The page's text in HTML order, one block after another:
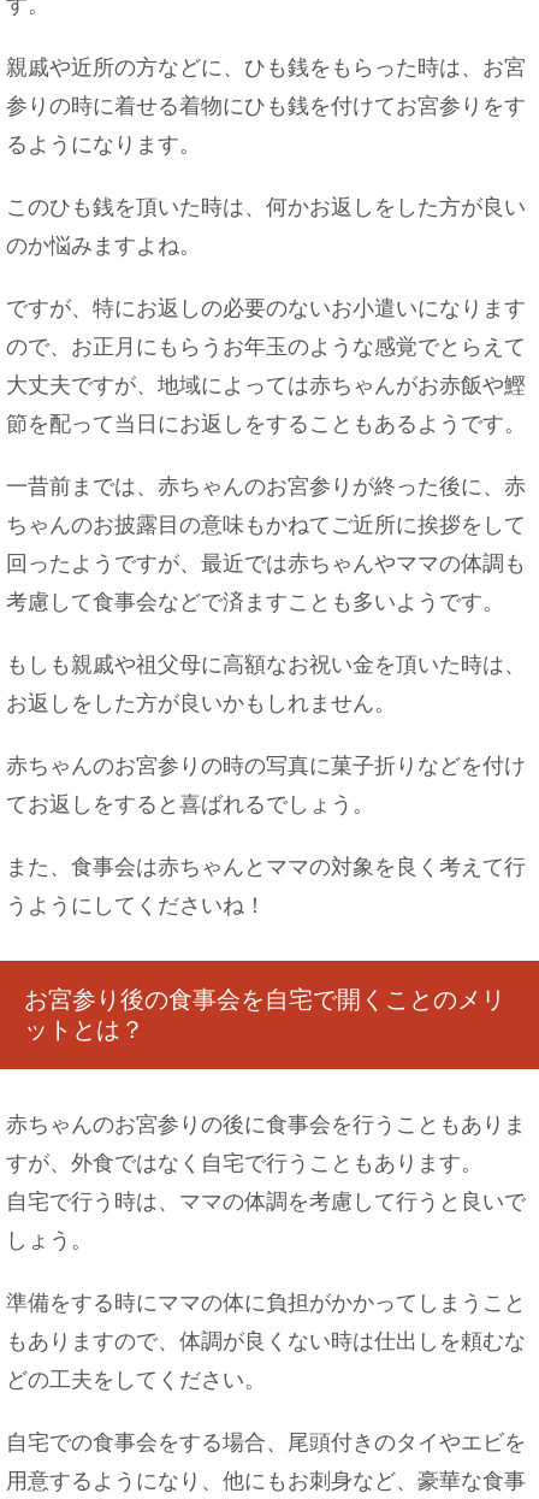
親戚や近所の方などに、ひも銭をもらった時は、お宮
参りの時に着せる着物にひも銭を付けてお宮参りをす
るようになります。
このひも銭を頂いた時は、何かお返しをした方が良い
のか悩みますよね。
ですが、特にお返しの必要のないお小遣いになります
ので、お正月にもらうお年玉のような感覚でとらえて
大丈夫ですが、地域によっては赤ちゃんがお赤飯や鰹
節を配って当日にお返しをすることもあるようです。
一昔前までは、赤ちゃんのお宮参りが終った後に、赤
ちゃんのお披露目の意味もかねてご近所に挨拶をして
回ったようですが、最近では赤ちゃんやママの体調も
考慮して食事会などで済ますことも多いようです。
もしも親戚や祖父母に高額なお祝い金を頂いた時は、
お返しをした方が良いかもしれません。
赤ちゃんのお宮参りの時の写真に菓子折りなどを付け
てお返しをすると喜ばれるでしょう。
また、食事会は赤ちゃんとママの対象を良く考えて行
うようにしてくださいね！
お宮参り後の食事会を自宅で開くことのメリ
ットとは？
赤ちゃんのお宮参りの後に食事会を行うこともありま
すが、外食ではなく自宅で行うこともあります。
自宅で行う時は、ママの体調を考慮して行うと良いで
しょう。
準備をする時にママの体に負担がかかってしまうこと
もありますので、体調が良くない時は仕出しを頼むな
どの工夫をしてください。
自宅での食事会をする場合、尾頭付きのタイやエビを
用意するようになり、他にもお刺身など、豪華な食事